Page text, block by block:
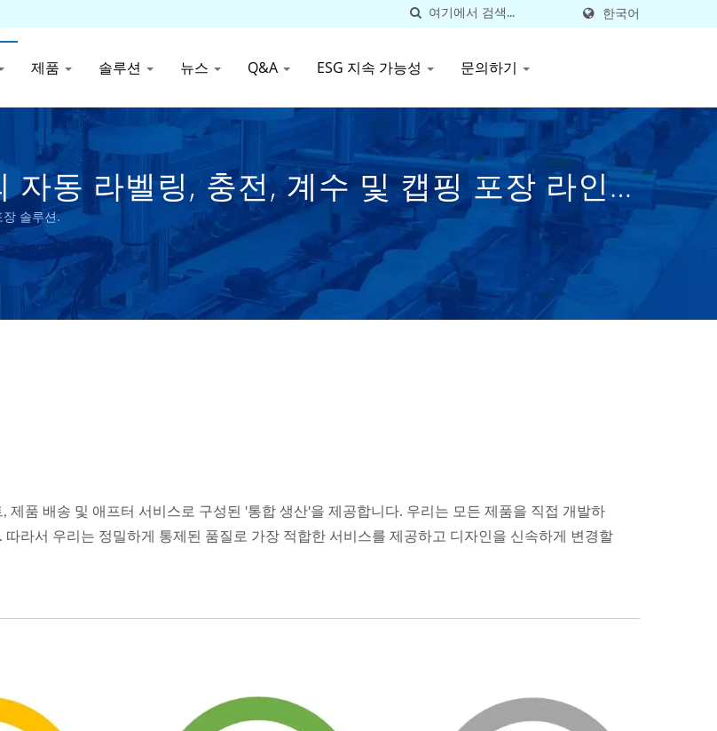
한국어
제품 솔루션 뉴스 Q&A ESG 지속 가능성 문의하기
동 라벨링, 충전, 계수 및 캡핑 포장 라인
Co., Ltd.
솔루션.
제품 배송 및 애프터 서비스로 구성된 '통합 생산'을 제공합니다. 우리는 모든 제품을 직접 개발하
라서 우리는 정밀하게 통제된 품질로 가장 적합한 서비스를 제공하고 디자인을 신속하게 변경할